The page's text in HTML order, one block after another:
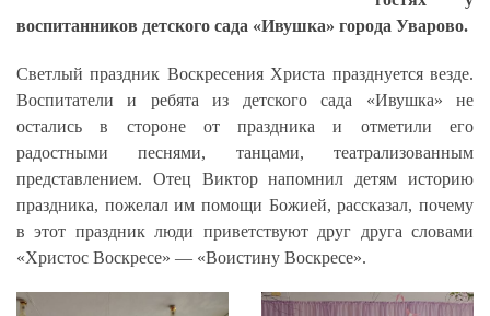
воспитанников детского сада «Ивушка» города Уварово.
Светлый праздник Воскресения Христа празднуется везде.
Воспитатели и ребята из детского сада «Ивушка» не
остались в стороне от праздника и отметили его
радостными песнями, танцами, театрализованным
представлением. Отец Виктор напомнил детям историю
праздника, пожелал им помощи Божией, рассказал, почему
в этот праздник люди приветствуют друг друга словами
«Христос Воскресе» — «Воистину Воскресе».